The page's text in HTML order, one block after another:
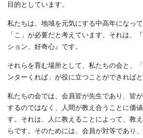
目的としています。
私たちは、地域を元気にする中高年になっ
「こ」が必要だと考えています。それは、
ション、好奇心』です。
それらを育む場所として、私たちの会と、
ンターくれば」が役に立つことができればと
私たちの会では、会員皆が先生であり、皆
するのではなく、人間が教え合うことに価
す。それは、人に教えることによって、教
らです。そのためには、会員が対等であり